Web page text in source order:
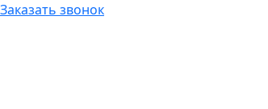
Заказать звонок